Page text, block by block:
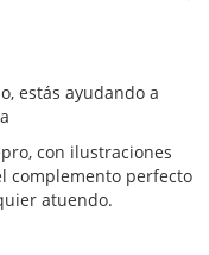
estás ayudando a
con ilustraciones
complemento perfecto
atuendo.